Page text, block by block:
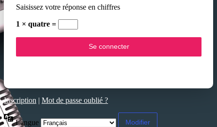
Saisissez votre réponse en chiffres
1 × quatre =
Inscription | Mot de passe oublié ?
Langue